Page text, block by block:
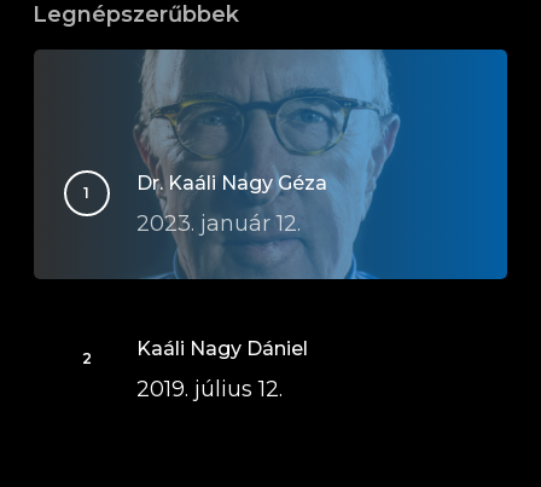
Legnépszerűbbek
Dr. Kaáli Nagy Géza
2023. január 12.
Kaáli Nagy Dániel
2019. július 12.